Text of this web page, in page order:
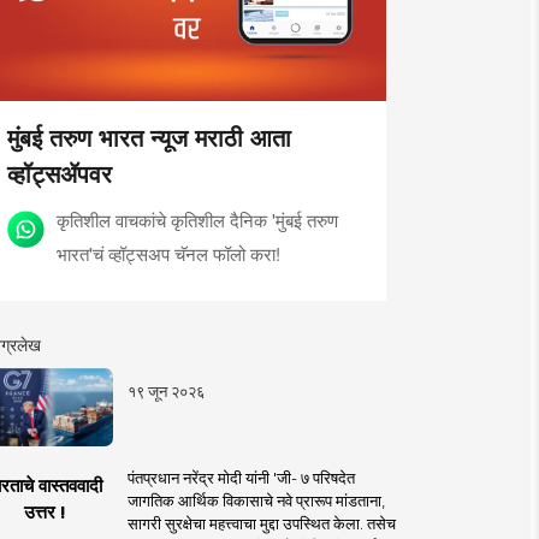
मुंबई तरुण भारत न्यूज मराठी आता
व्हॉट्सॲपवर
कृतिशील वाचकांचे कृतिशील दैनिक 'मुंबई तरुण
भारत'चं व्हॉट्सअप चॅनल फॉलो करा!
१९ जून २०२६
वास्तववादी
उत्तर !
पंतप्रधान नरेंद्र मोदी यांनी 'जी- ७ परिषदेत
जागतिक आर्थिक विकासाचे नवे प्रारूप मांडताना,
सागरी सुरक्षेचा महत्त्वाचा मुद्दा उपस्थित केला. तसेच